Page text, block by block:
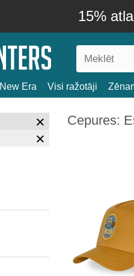
15%
New Era Visi ražotāji
Cepures: